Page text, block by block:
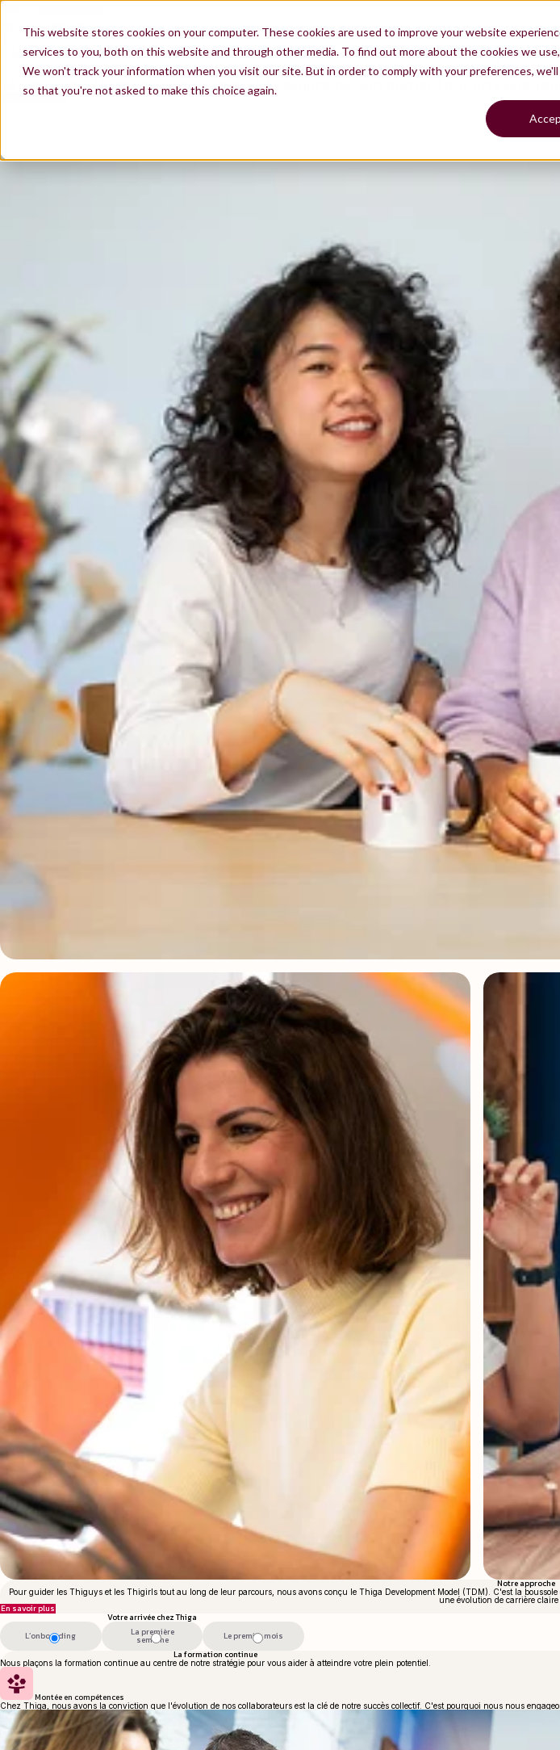
This website stores cookies on your computer. These cookies are used to improve your website
services to you, both on this website and through other media. To find out more about the cookies we
We won't track your information when you visit our site. But in order to comply with your preferences,
so that you're not asked to make this choice again.
RECRUTEMENT
Rejoindre Thiga
L'IA transforme en temps réel les métiers du Produit et de la Tech.
pour les mettre au service de nos clients et de leurs utilisateurs. C'est aussi
de nos consultants pour qu'il reste à la pointe de son métier tout en
Toutes nos offres
Notre approche
Pour guider les Thiguys et les Thigirls tout au long de leur parcours, nous avons conçu le Thiga Development Model (TDM). C'est la
une évolution de carrière claire
En savoir plus
Votre arrivée chez Thiga
L’onboarding
La première
semaine
Le premier mois
La formation continue
Nous plaçons la formation continue au centre de notre stratégie pour vous aider à atteindre votre plein potentiel.
Montée en compétences
Chez Thiga, nous avons la conviction que l'évolution de nos collaborateurs est la clé de notre succès collectif. C'est pourquoi nous nous